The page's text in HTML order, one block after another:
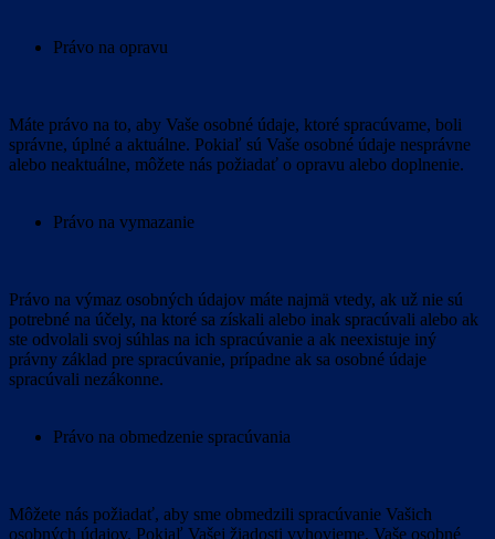
Právo na opravu
Máte právo na to, aby Vaše osobné údaje, ktoré spracúvame, boli
správne, úplné a aktuálne. Pokiaľ sú Vaše osobné údaje nesprávne
alebo neaktuálne, môžete nás požiadať o opravu alebo doplnenie.
Právo na vymazanie
Právo na výmaz osobných údajov máte najmä vtedy, ak už nie sú
potrebné na účely, na ktoré sa získali alebo inak spracúvali alebo ak
ste odvolali svoj súhlas na ich spracúvanie a ak neexistuje iný
právny základ pre spracúvanie, prípadne ak sa osobné údaje
spracúvali nezákonne.
Právo na obmedzenie spracúvania
Môžete nás požiadať, aby sme obmedzili spracúvanie Vašich
osobných údajov. Pokiaľ Vašej žiadosti vyhovieme, Vaše osobné